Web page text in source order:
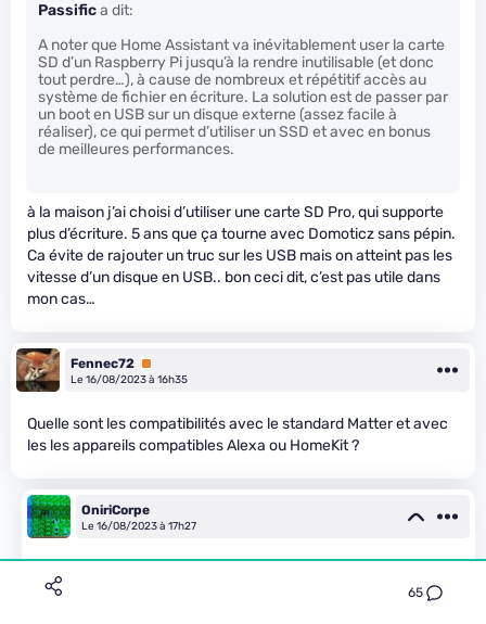
65
Passifica dit:
A noter que Home Assistant va inévitablement user la carte
SD d’un Raspberry Pi jusqu’à la rendre inutilisable (et donc
tout perdre…), à cause de nombreux et répétitif accès au
système de fichier en écriture. La solution est de passer par
un boot en USB sur un disque externe (assez facile à
réaliser), ce qui permet d’utiliser un SSD et avec en bonus
de meilleures performances.
à la maison j’ai choisi d’utiliser une carte SD Pro, qui supporte
plus d’écriture. 5 ans que ça tourne avec Domoticz sans pépin.
Ca évite de rajouter un truc sur les USB mais on atteint pas les
vitesse d’un disque en USB.. bon ceci dit, c’est pas utile dans
mon cas…
Fennec72 Premium
Le 16/08/2023 à 16h35
Quelle sont les compatibilités avec le standard Matter et avec
les les appareils compatibles Alexa ou HomeKit ?
OniriCorpe
Le 16/08/2023 à 17h27
exemple